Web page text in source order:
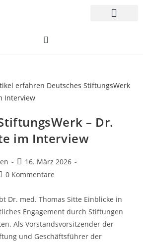
– Dr.
im Interview
16. März 2026
0 Kommentare
Dr. med. Thomas Sitte Einblicke in
Engagement durch Stiftungen
Als Vorstandsvorsitzender der
und Geschäftsführer der